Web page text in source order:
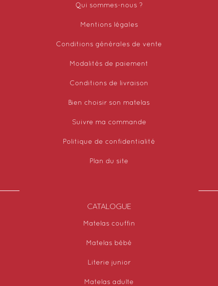
Qui sommes-nous ?
Mentions légales
Conditions générales de vente
Modalités de paiement
Conditions de livraison
Bien choisir son matelas
Suivre ma commande
Politique de confidentialité
Plan du site
CATALOGUE
Matelas couffin
Matelas bébé
Literie junior
Matelas adulte